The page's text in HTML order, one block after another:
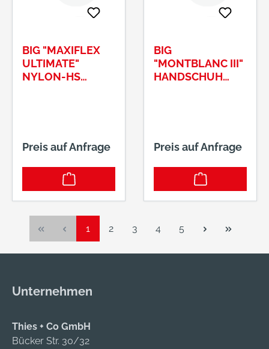
BIG "MAXIFLEX
ULTIMATE"
NYLON-HS
Preis auf Anfrage
BIG
"MONTBLANC III"
HANDSCHUH
Preis auf Anfrage
Seite
1 Seite
2 Seite
3 Seite
4 Seite
5
Unternehmen
Thies + Co GmbH
Bücker Str. 30/32